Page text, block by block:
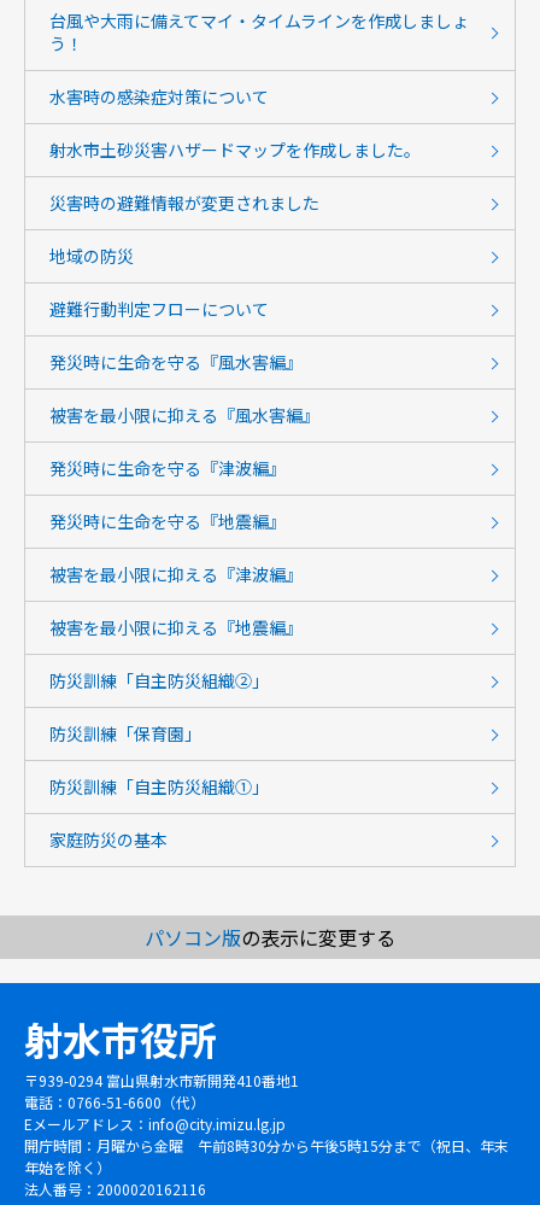
台風や大雨に備えてマイ・タイムラインを作成しましょ
う！
水害時の感染症対策について
射水市土砂災害ハザードマップを作成しました。
災害時の避難情報が変更されました
地域の防災
避難行動判定フローについて
発災時に生命を守る『風水害編』
被害を最小限に抑える『風水害編』
発災時に生命を守る『津波編』
発災時に生命を守る『地震編』
被害を最小限に抑える『津波編』
被害を最小限に抑える『地震編』
防災訓練「自主防災組織②」
防災訓練「保育園」
防災訓練「自主防災組織①」
家庭防災の基本
パソコン版の表示に変更する
射水市役所
〒939-0294 富山県射水市新開発410番地1
電話：0766-51-6600（代）
Eメールアドレス： info@city.imizu.lg.jp
開庁時間：月曜から金曜 午前8時30分から午後5時15分まで（祝日、年末
年始を除く）
法人番号：2000020162116